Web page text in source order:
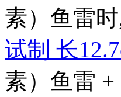
素）鱼雷
试制 长
素）鱼雷